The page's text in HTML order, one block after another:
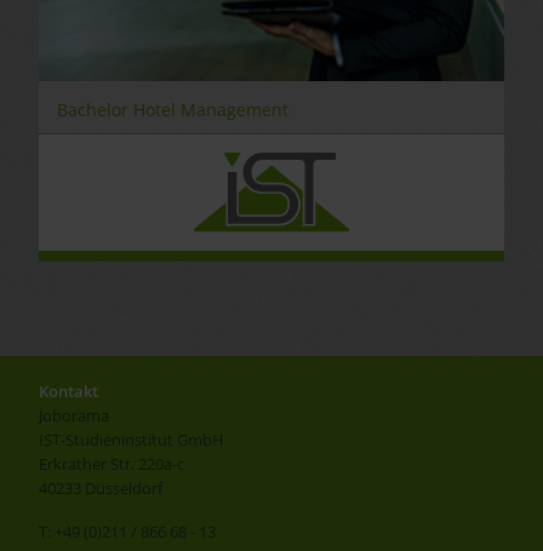
Bachelor Hotel Management
Kontakt
Joborama
IST-Studieninstitut GmbH
Erkrather Str. 220a-c
40233 Düsseldorf
T: +49 (0)211 / 866 68 - 13